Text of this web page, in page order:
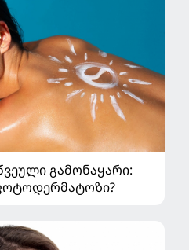
გამონაყარი: